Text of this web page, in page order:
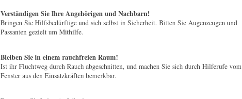
Verständigen Sie Ihre Angehörigen und Nachbarn!
Bringen Sie Hilfsbedürftige und sich selbst in Sicherheit. Bitten Sie Augenzeugen und
Passanten gezielt um Mithilfe.
Bleiben Sie in einem rauchfreien Raum!
Ist ihr Fluchtweg durch Rauch abgeschnitten, und machen Sie sich durch Hilferufe vom
Fenster aus den Einsatzkräften bemerkbar.